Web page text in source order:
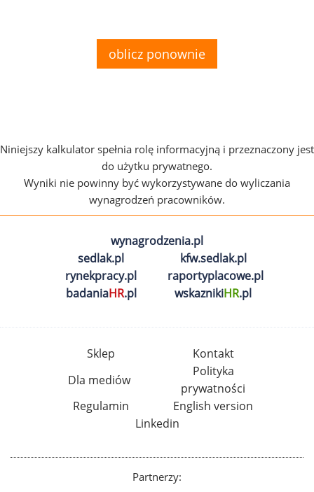
oblicz ponownie
Niniejszy kalkulator spełnia rolę informacyjną i przeznaczony jest
do użytku prywatnego.
Wyniki nie powinny być wykorzystywane do wyliczania
wynagrodzeń pracowników.
wynagrodzenia.pl
sedlak.pl
kfw.sedlak.pl
rynekpracy.pl
raportyplacowe.pl
badaniaHR.pl wskaznikiHR.pl
Sklep
Kontakt
Dla mediów
Polityka
prywatności
Regulamin
English version
Linkedin
Partnerzy: